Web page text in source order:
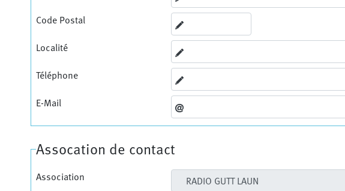
Code Postal
Localité
Téléphone
E-Mail
Assocation de contact
Association